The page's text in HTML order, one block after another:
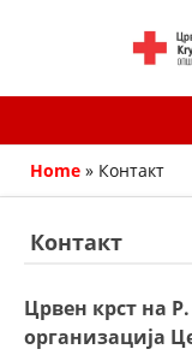
Home » Контакт
Контакт
Црвен крст на
организација